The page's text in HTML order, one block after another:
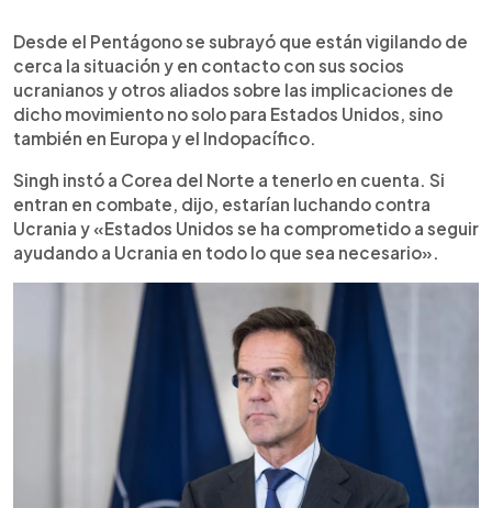
Desde el Pentágono se subrayó que están vigilando de
cerca la situación y en contacto con sus socios
ucranianos y otros aliados sobre las implicaciones de
dicho movimiento no solo para Estados Unidos, sino
también en Europa y el Indopacífico.
Singh instó a Corea del Norte a tenerlo en cuenta. Si
entran en combate, dijo, estarían luchando contra
Ucrania y «Estados Unidos se ha comprometido a seguir
ayudando a Ucrania en todo lo que sea necesario».